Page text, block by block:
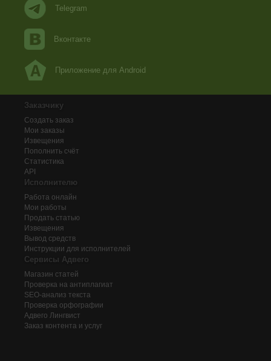
Telegram
Вконтакте
Приложение для Android
Заказчику
Создать заказ
Мои заказы
Извещения
Пополнить счёт
Статистика
API
Исполнителю
Работа онлайн
Мои работы
Продать статью
Извещения
Вывод средств
Инструкции для исполнителей
Сервисы Адвего
Магазин статей
Проверка на антиплагиат
SEO-анализ текста
Проверка орфографии
Адвего Лингвист
Заказ контента и услуг